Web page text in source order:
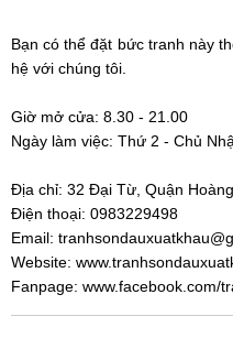
Bạn có thể đặt bức tranh này
hệ với chúng tôi.
Giờ mở cửa: 8.30 - 21.00
Ngày làm việc: Thứ 2 - Chủ
Địa chỉ: 32 Đại Từ, Quận
Điện thoại: 0983229498
Email:
Website:
Fanpage: www.facebook.com/